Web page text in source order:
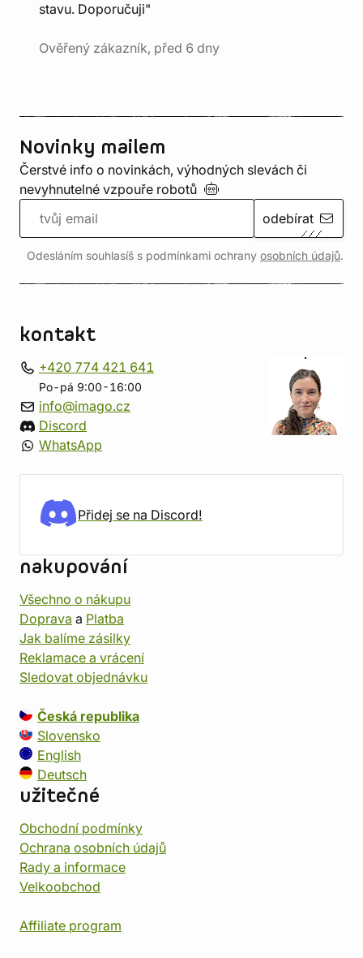
stavu. Doporučuji"
Ověřený zákazník, před 6 dny
Novinky mailem
Čerstvé info o novinkách, výhodných slevách či
nevyhnutelné vzpouře robotů
odebírat
Odesláním souhlasíš s podmínkami ochrany osobních údajů.
kontakt
+420 774 421 641
Po-pá 9:00-16:00
info@imago.cz
Discord
WhatsApp
Přidej se na Discord!
nakupování
Všechno o nákupu
Doprava a Platba
Jak balíme zásilky
Reklamace a vrácení
Sledovat objednávku
Česká republika
Slovensko
English
Deutsch
užitečné
Obchodní podmínky
Ochrana osobních údajů
Rady a informace
Velkoobchod
Affiliate program